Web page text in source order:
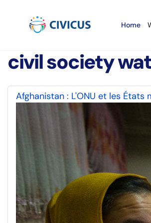
Home
civil society
Afghanistan : L'ONU et les